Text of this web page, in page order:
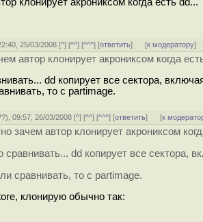
25/03/2008 [^] [^^] [^^^] [ответить] [к модератору]
автор клонирует акрониксом когда
dd копирует все сектора,
то с partimage.
), 09:57, 26/03/2008 [^] [^^] [^^^] [ответить] [к
зачем автор клонирует акрониксом
dd копирует все сектора,
сравнивать, то с partimage.
клонирую обычно так: